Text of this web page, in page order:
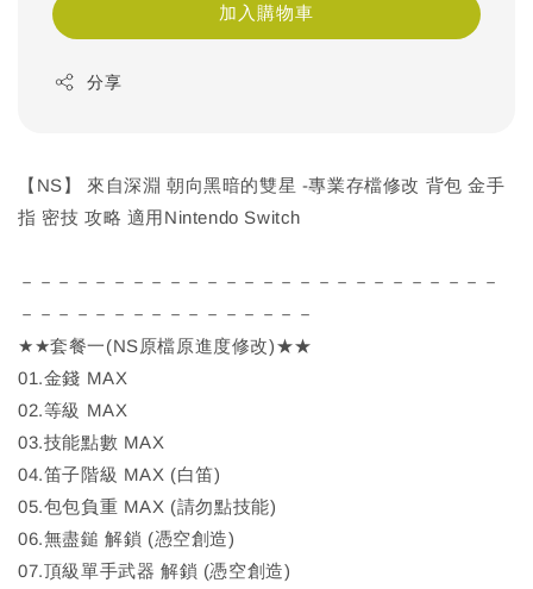
加入購物車
分享
【NS】 來自深淵 朝向黑暗的雙星 -專業存檔修改 背包 金手
指 密技 攻略 適用Nintendo Switch
－－－－－－－－－－－－－－－－－－－－－－－－－－
－－－－－－－－－－－－－－－－
★★套餐一(NS原檔原進度修改)★★
01.金錢 MAX
02.等級 MAX
03.技能點數 MAX
04.笛子階級 MAX (白笛)
05.包包負重 MAX (請勿點技能)
06.無盡鎚 解鎖 (憑空創造)
07.頂級單手武器 解鎖 (憑空創造)